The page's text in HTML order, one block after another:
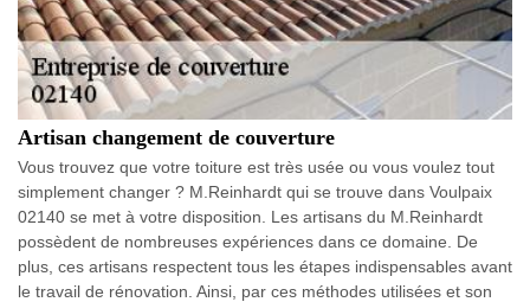
Artisan changement de couverture
Vous trouvez que votre toiture est très usée ou vous voulez tout
simplement changer ? M.Reinhardt qui se trouve dans Voulpaix
02140 se met à votre disposition. Les artisans du M.Reinhardt
possèdent de nombreuses expériences dans ce domaine. De
plus, ces artisans respectent tous les étapes indispensables avant
le travail de rénovation. Ainsi, par ces méthodes utilisées et son